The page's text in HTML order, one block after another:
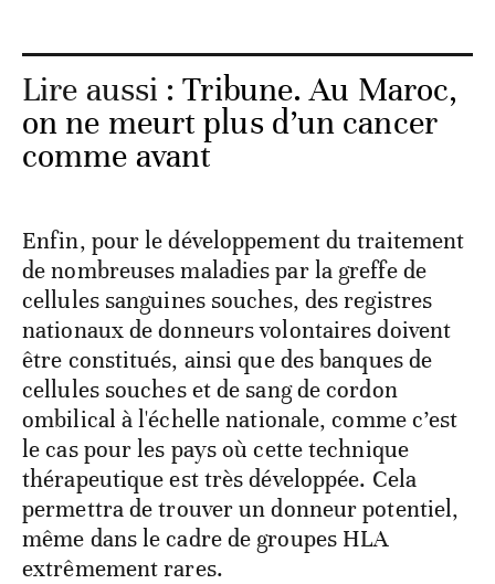
Lire aussi :Tribune. Au Maroc,
on ne meurt plus d’un cancer
comme avant
Enfin, pour le développement du traitement
de nombreuses maladies par la greffe de
cellules sanguines souches, des registres
nationaux de donneurs volontaires doivent
être constitués, ainsi que des banques de
cellules souches et de sang de cordon
ombilical à l'échelle nationale, comme c’est
le cas pour les pays où cette technique
thérapeutique est très développée. Cela
permettra de trouver un donneur potentiel,
même dans le cadre de groupes HLA
extrêmement rares.